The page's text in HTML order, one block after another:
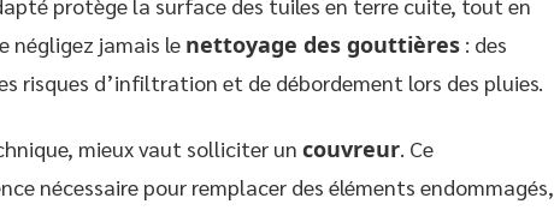
négligez jamais le nettoyage des gouttières : des
risques d’infiltration et de débordement lors des pluies.
mieux vaut solliciter un couvreur. Ce
nécessaire pour remplacer des éléments endommagés,